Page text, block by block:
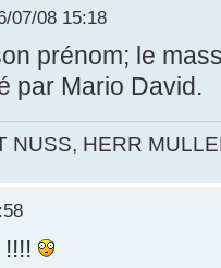
07/08 15:18
prénom; le
par Mario David.
NUSS, HERR